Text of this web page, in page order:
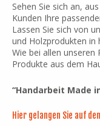
Sehen Sie sich an,
Kunden Ihre
Lassen Sie sich von
und Holzprodukten in
Wie bei allen
Produkte aus dem
“Handarbeit Made
Hier gelangen Sie auf